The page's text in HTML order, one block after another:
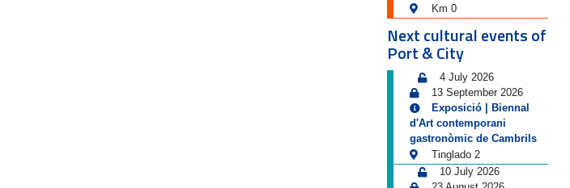
Km 0
Next cultural events of
Port & City
4 July 2026
13 September 2026
Exposició | Biennal
d'Art contemporani
gastronòmic de Cambrils
Tinglado 2
10 July 2026